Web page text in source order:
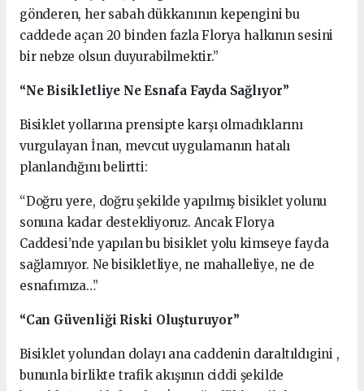
gönderen, her sabah dükkanının kepengini bu
caddede açan 20 binden fazla Florya halkının sesini
bir nebze olsun duyurabilmektir.”
“Ne Bisikletliye Ne Esnafa Fayda Sağlıyor”
Bisiklet yollarına prensipte karşı olmadıklarını
vurgulayan İnan, mevcut uygulamanın hatalı
planlandığını belirtti:
“Doğru yere, doğru şekilde yapılmış bisiklet yolunu
sonuna kadar destekliyoruz. Ancak Florya
Caddesi’nde yapılan bu bisiklet yolu kimseye fayda
sağlamıyor. Ne bisikletliye, ne mahalleliye, ne de
esnafımıza…”
“Can Güvenliği Riski Oluşturuyor”
Bisiklet yolundan dolayı ana caddenin daraltıldıgini ,
bununla birlikte trafik akışının ciddi şekilde